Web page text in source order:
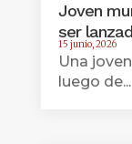
Joven
ser
15 junio, 2026
Una
luego de...